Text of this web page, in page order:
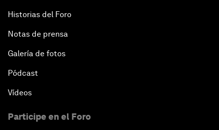
Historias del Foro
Notas de prensa
Galería de fotos
Pódcast
Vídeos
Participe en el Foro